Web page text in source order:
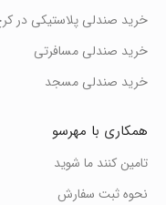
خرید صندلی پلاستیکی در
خرید صندلی مسافرتی
خرید صندلی مسجد
همکاری با مهرسو
تامین کنند ما شوید
نحوه ثبت سفارش